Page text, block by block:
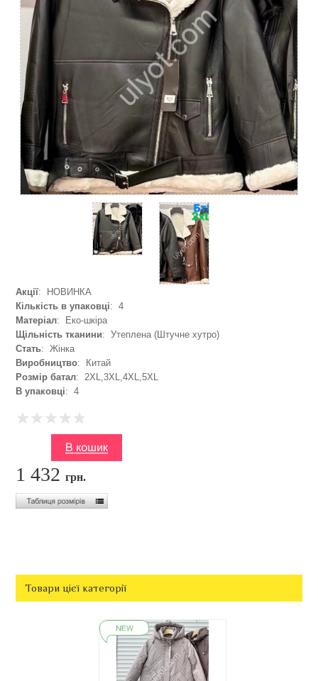
Акції: НОВИНКА
Кількість в упаковці: 4
Матеріал: Еко-шкіра
Щільність тканини: Утеплена (Штучне хутро)
Стать: Жінка
Виробництво: Китай
Розмір батал: 2XL,3XL,4XL,5XL
В упаковці: 4
1 432грн.
Товари цієї категорії